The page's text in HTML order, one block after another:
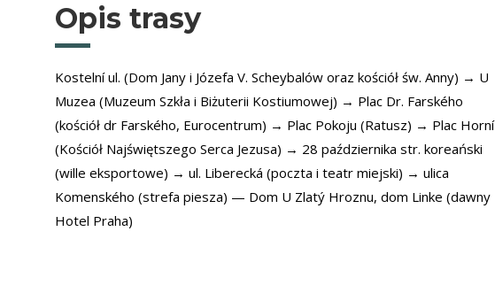
Opis trasy
Kostelní ul. (Dom Jany i Józefa V. Scheybalów oraz kościół św. Anny) → U
Muzea (Muzeum Szkła i Biżuterii Kostiumowej) → Plac Dr. Farského
(kościół dr Farského, Eurocentrum) → Plac Pokoju (Ratusz) → Plac Horní
(Kościół Najświętszego Serca Jezusa) → 28 października str. koreański
(wille eksportowe) → ul. Liberecká (poczta i teatr miejski) → ulica
Komenského (strefa piesza) — Dom U Zlatý Hroznu, dom Linke (dawny
Hotel Praha)